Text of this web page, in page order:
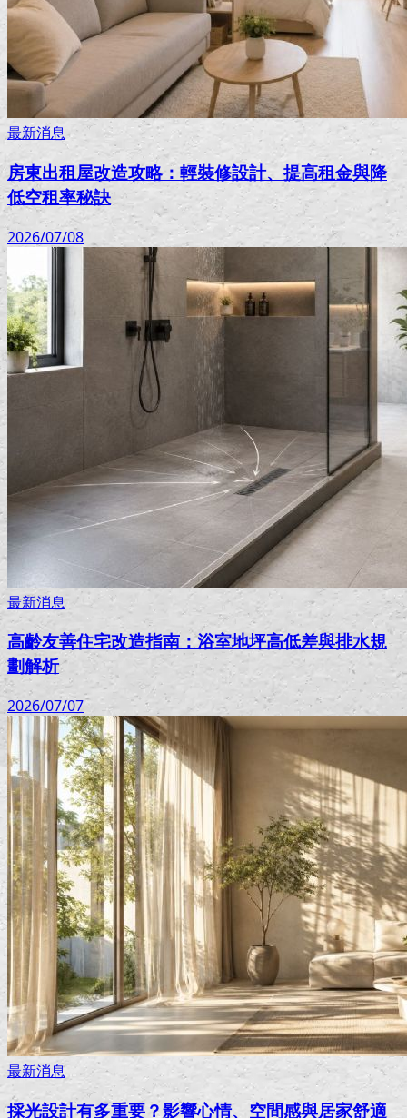
最新消息
房東出租屋改造攻略：輕裝修設計、提高租金與降
低空租率秘訣
2026/07/08
最新消息
高齡友善住宅改造指南：浴室地坪高低差與排水規
劃解析
2026/07/07
最新消息
採光設計有多重要？影響心情、空間感與居家舒適